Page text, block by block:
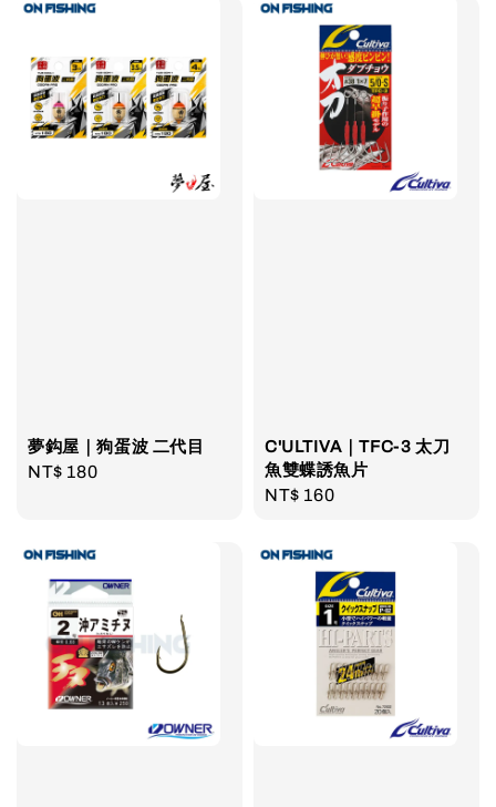
夢鈎屋｜狗蛋波 二代目
Regular
NT$ 180
C'ULTIVA｜TFC-3 太刀
魚雙蝶誘魚片
Regular
NT$ 160